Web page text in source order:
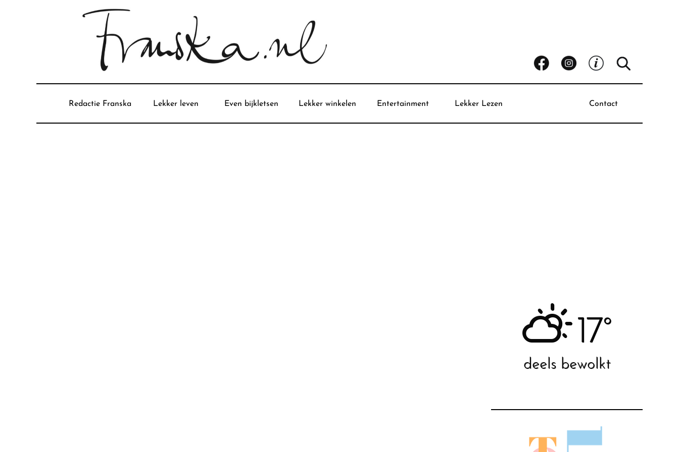
Redactie Franska Lekker leven Even bijkletsen Lekker winkelen Entertainment Lekker Lezen Contact
17°
deels bewolkt